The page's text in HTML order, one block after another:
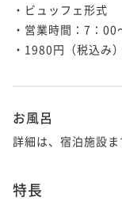
連泊プラン【朝
朝食付き 現地決済可
・ビュッフェ形式
・営業時間：7：00
・1980円（税込み
お風呂
詳細は、宿泊施設ま
特長